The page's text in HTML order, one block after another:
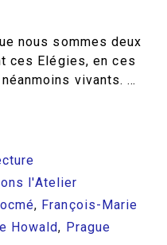
nous sommes deux
ces Elégies, en ces
vivants. …
l'Atelier
, François-Marie
Howald, Prague